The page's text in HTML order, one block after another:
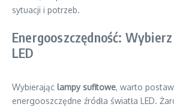
sytuacji i potrzeb.
Energooszczędność:
LED
Wybierając lampy sufitowe, warto
energooszczędne źródła światła LED.